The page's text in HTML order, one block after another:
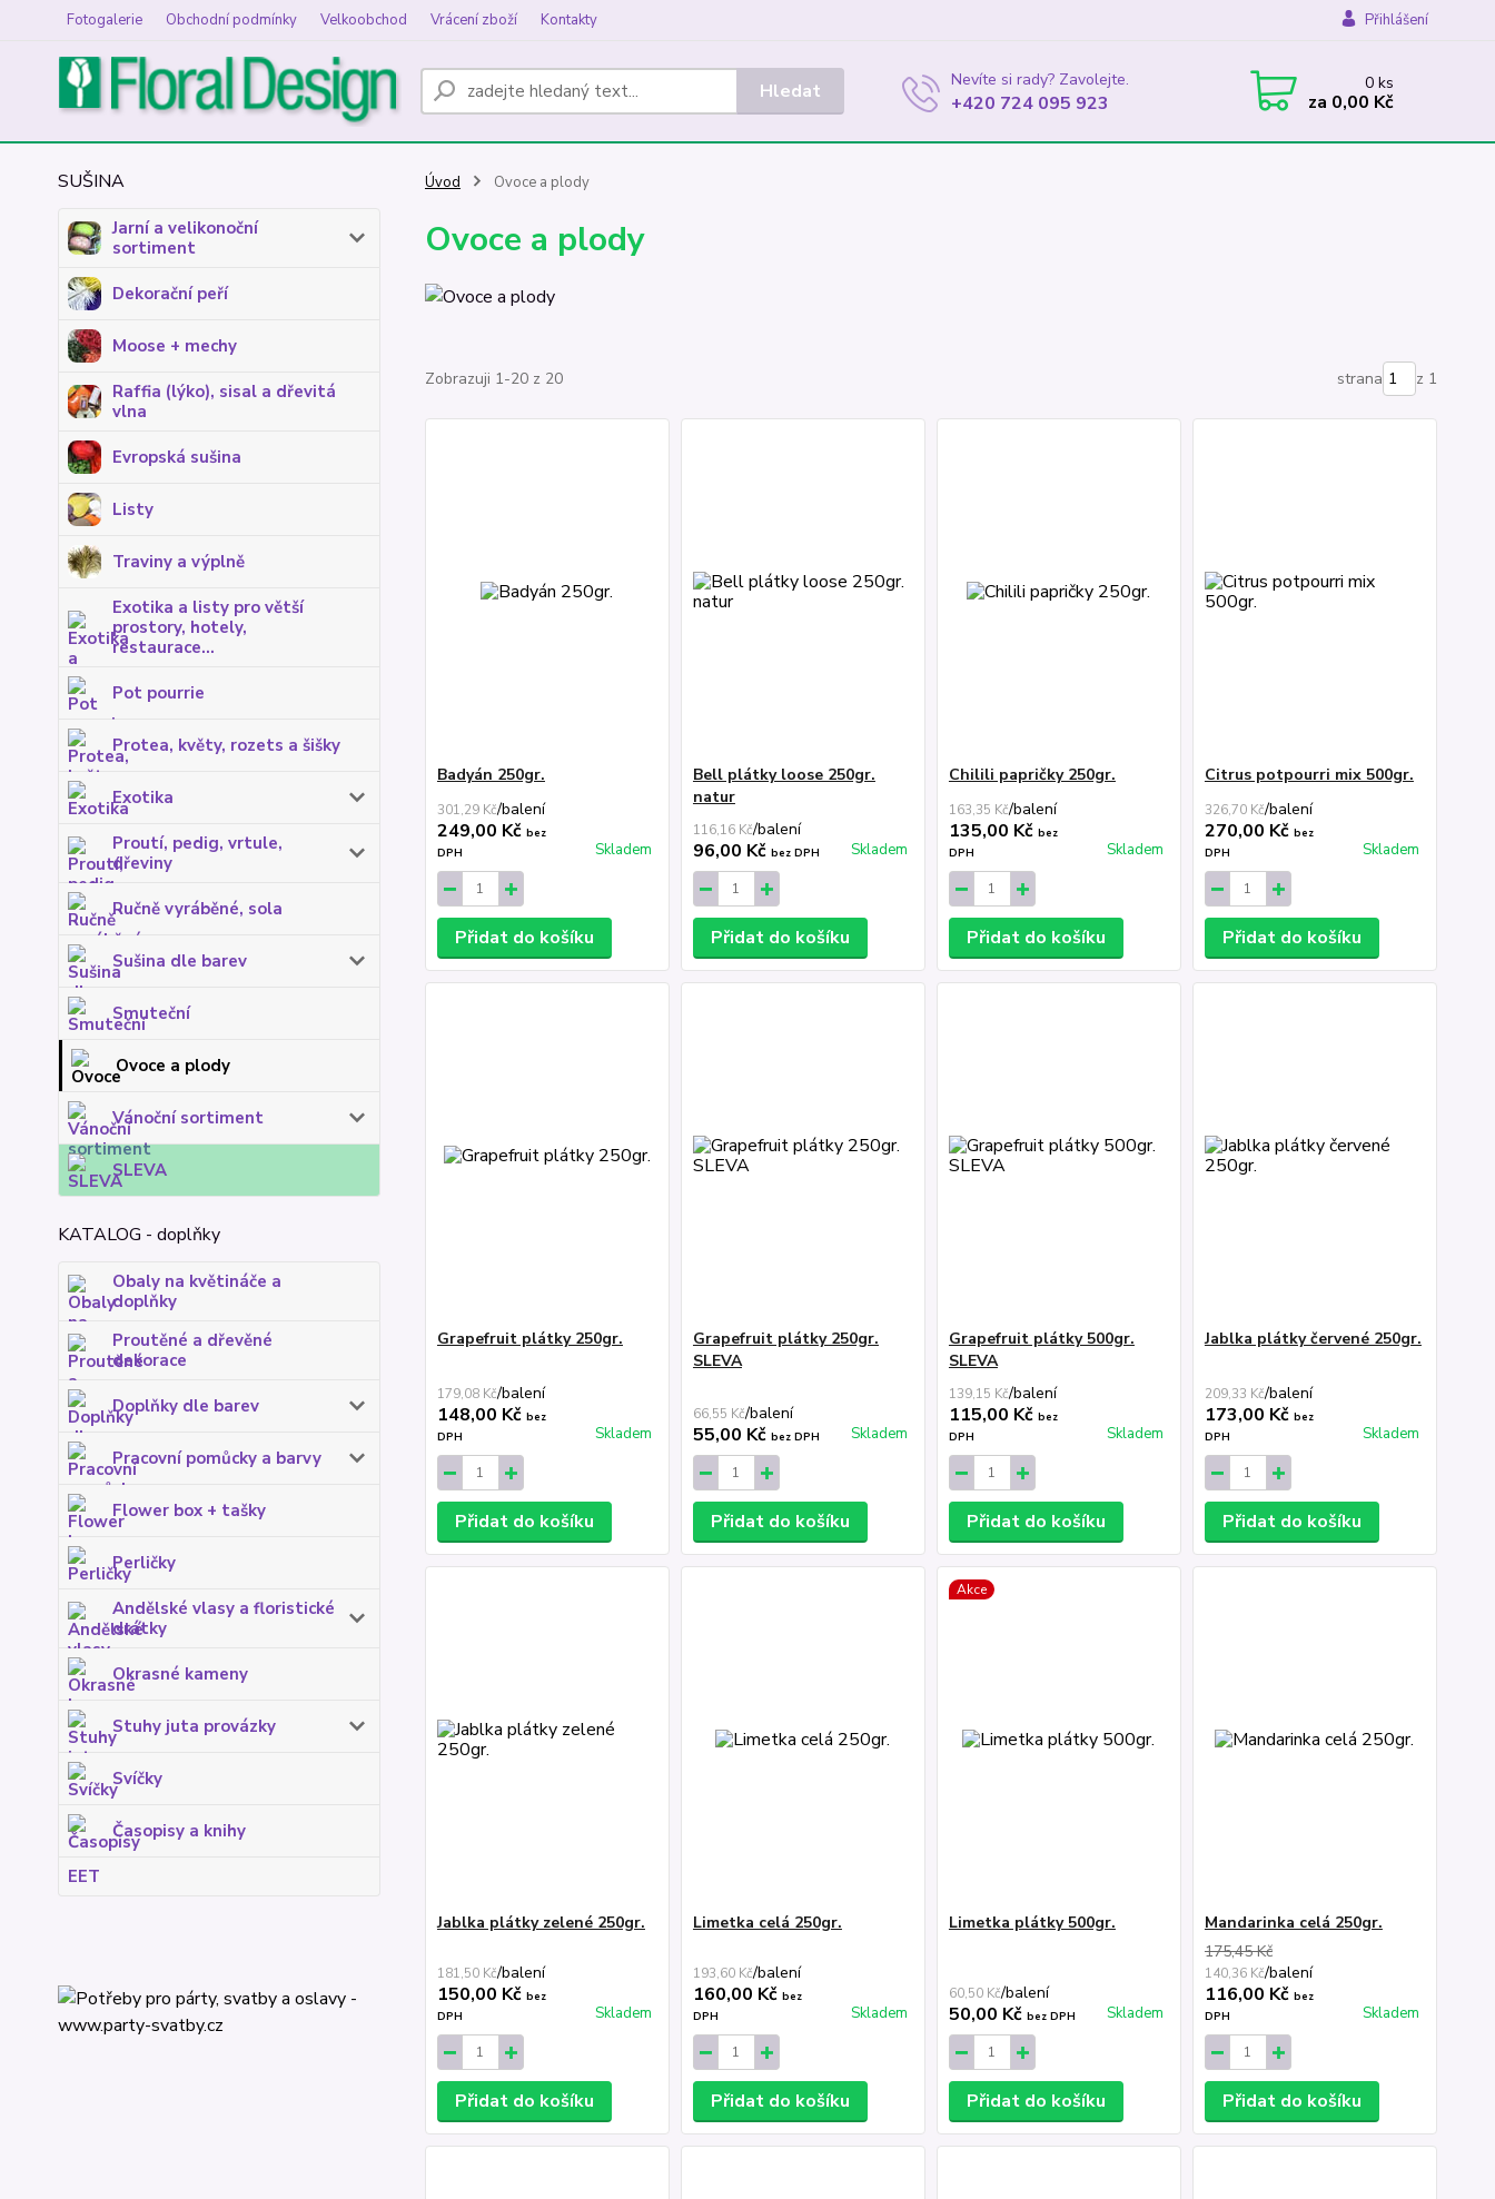
Fotogalerie Obchodní podmínky Velkoobchod Vrácení zboží Kontakty Přihlášení
Hledat Nevíte si rady? Zavolejte.
+420 724 095 923
0ks
za 0,00 Kč
SUŠINA
Jarní a velikonoční
sortiment
Dekorační peří
Moose + mechy
Raffia (lýko), sisal a dřevitá
vlna
Evropská sušina
Listy
Traviny a výplně
Exotika a listy pro větší
prostory, hotely,
restaurace...
Pot pourrie
Protea, květy, rozets a šišky
Exotika
Proutí, pedig, vrtule,
dřeviny
Ručně vyráběné, sola
Sušina dle barev
Smuteční
Ovoce a plody
Vánoční sortiment
SLEVA
KATALOG - doplňky
Obaly na květináče a
doplňky
Proutěné a dřevěné
dekorace
Doplňky dle barev
Pracovní pomůcky a barvy
Flower box + tašky
Perličky
Andělské vlasy a floristické
drátky
Okrasné kameny
Stuhy juta provázky
Svíčky
Časopisy a knihy
EET
Úvod Ovoce a plody
Ovoce a plody
Zobrazuji 1-20 z 20 strana z 1
Badyán 250gr.
301,29 Kč/balení
249,00 Kč bez
DPH
Skladem
Přidat do košíku
Bell plátky loose 250gr.
natur
116,16 Kč/balení
96,00 Kč bez DPH Skladem
Přidat do košíku
Chilili papričky 250gr.
163,35 Kč/balení
135,00 Kč bez
DPH
Skladem
Přidat do košíku
Citrus potpourri mix 500gr.
326,70 Kč/balení
270,00 Kč bez
DPH
Skladem
Přidat do košíku
Grapefruit plátky 250gr.
179,08 Kč/balení
148,00 Kč bez
DPH
Skladem
Přidat do košíku
Grapefruit plátky 250gr.
SLEVA
66,55 Kč/balení
55,00 Kč bez DPH Skladem
Přidat do košíku
Grapefruit plátky 500gr.
SLEVA
139,15 Kč/balení
115,00 Kč bez
DPH
Skladem
Přidat do košíku
Jablka plátky červené 250gr.
209,33 Kč/balení
173,00 Kč bez
DPH
Skladem
Přidat do košíku
Jablka plátky zelené 250gr.
181,50 Kč/balení
150,00 Kč bez
DPH
Skladem
Přidat do košíku
Limetka celá 250gr.
193,60 Kč/balení
160,00 Kč bez
DPH
Skladem
Přidat do košíku
Akce
Limetka plátky 500gr.
60,50 Kč/balení
50,00 Kč bez DPH Skladem
Přidat do košíku
Mandarinka celá 250gr.
175,45 Kč
140,36 Kč/balení
116,00 Kč bez
DPH
Skladem
Přidat do košíku